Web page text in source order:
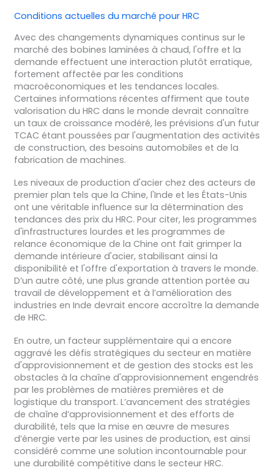
Conditions actuelles du marché pour HRC
Avec des changements dynamiques continus sur le
marché des bobines laminées à chaud, l'offre et la
demande effectuent une interaction plutôt erratique,
fortement affectée par les conditions
macroéconomiques et les tendances locales.
Certaines informations récentes affirment que toute
valorisation du HRC dans le monde devrait connaître
un taux de croissance modéré, les prévisions d'un futur
TCAC étant poussées par l'augmentation des activités
de construction, des besoins automobiles et de la
fabrication de machines.
Les niveaux de production d'acier chez des acteurs de
premier plan tels que la Chine, l'Inde et les États-Unis
ont une véritable influence sur la détermination des
tendances des prix du HRC. Pour citer, les programmes
d'infrastructures lourdes et les programmes de
relance économique de la Chine ont fait grimper la
demande intérieure d'acier, stabilisant ainsi la
disponibilité et l'offre d'exportation à travers le monde.
D’un autre côté, une plus grande attention portée au
travail de développement et à l’amélioration des
industries en Inde devrait encore accroître la demande
de HRC.
En outre, un facteur supplémentaire qui a encore
aggravé les défis stratégiques du secteur en matière
d'approvisionnement et de gestion des stocks est les
obstacles à la chaîne d'approvisionnement engendrés
par les problèmes de matières premières et de
logistique du transport. L’avancement des stratégies
de chaîne d’approvisionnement et des efforts de
durabilité, tels que la mise en œuvre de mesures
d’énergie verte par les usines de production, est ainsi
considéré comme une solution incontournable pour
une durabilité compétitive dans le secteur HRC.